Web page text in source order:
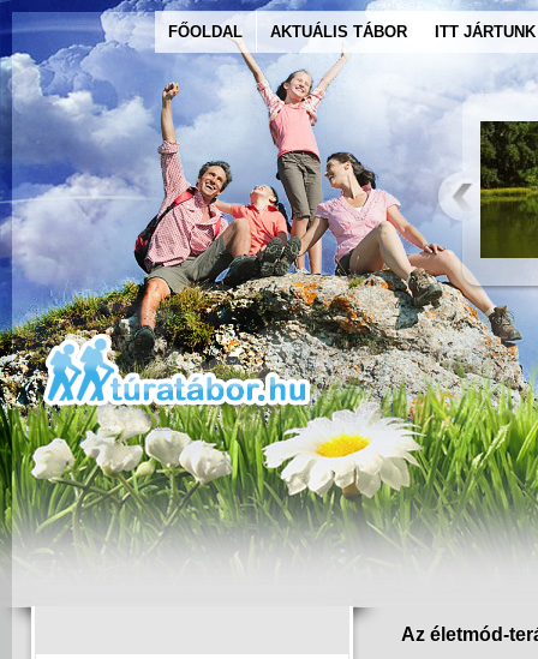
FŐOLDAL AKTUÁLIS TÁBOR ITT JÁRTUNK
Az életmód-